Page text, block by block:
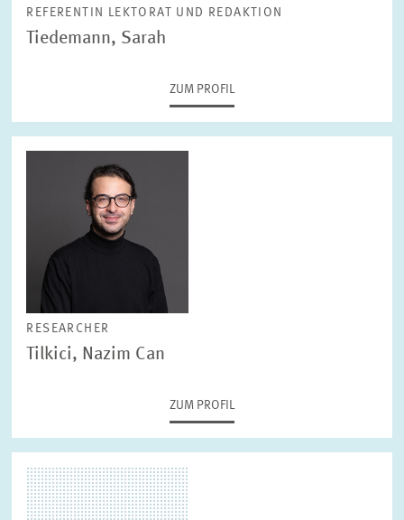
REFERENTIN LEKTORAT UND REDAKTION
Tiedemann, Sarah
ZUM PROFIL
RESEARCHER
Tilkici, Nazim Can
ZUM PROFIL